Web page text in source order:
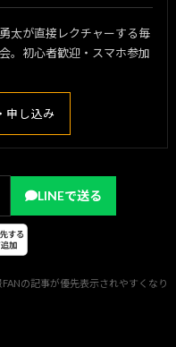
太が直接レクチャーする毎
。初心者歓迎・スマホ参加
申し込み
LINEで送る
の記事が優先表示されやすくなり